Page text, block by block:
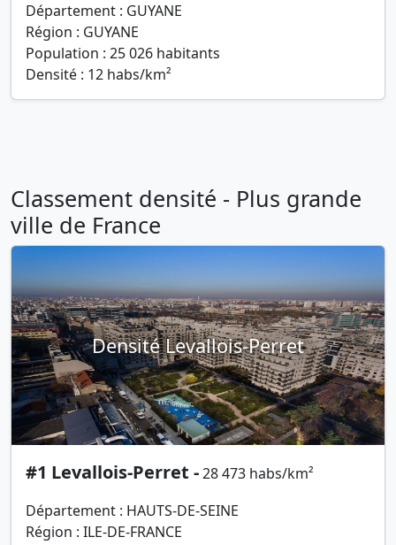
Département : GUYANE
Région : GUYANE
Population : 25 026 habitants
Densité : 12 habs/km²
Classement densité - Plus grande
ville de France
Densité Levallois-Perret
#1 Levallois-Perret -28 473 habs/km²
Département : HAUTS-DE-SEINE
Région : ILE-DE-FRANCE